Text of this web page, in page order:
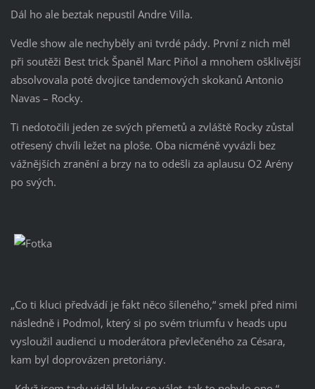
Dál ho ale beztak nepustil Andre Villa.
Vedle show ale nechyběly ani tvrdé pády. První z nich měl
při soutěži Best trick Španěl Marc Piňol a mnohem ošklivější
absolvovala poté dvojice tandemových skokanů Antonio
Navas – Rocky.
Ti nedotočili jeden ze svých přemetů a zvláště Rocky zůstal
otřesený chvíli ležet na ploše. Oba nicméně vyvázli bez
vážnějších zranění a brzy na to odešli za aplausu O2 Arény
po svých.
„Co ti kluci předvádí je fakt něco šíleného,“ smekl před nimi
následně i Podmol, který si po svém triumfu v heads upu
vysloužil audienci u moderátora převlečeného za Césara,
kam byl doprovázen pretoriány.